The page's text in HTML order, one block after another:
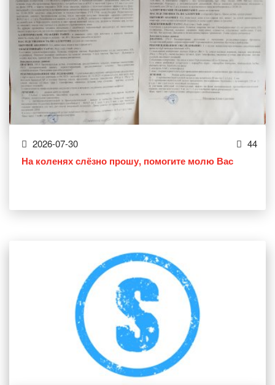
2026-07-30 44
На коленях слёзно прошу, помогите молю Вас